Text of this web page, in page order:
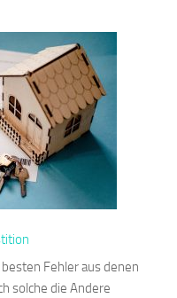
Fehler aus denen
solche die Andere